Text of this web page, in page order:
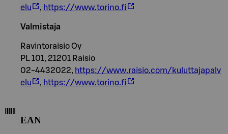
elu
, https://www.torino.fi
Valmistaja
Ravintoraisio Oy
PL 101, 21201 Raisio
02-4432022, https://www.raisio.com/kuluttajapalv
elu
, https://www.torino.fi
EAN